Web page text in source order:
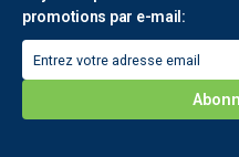
promotions par e-mail: